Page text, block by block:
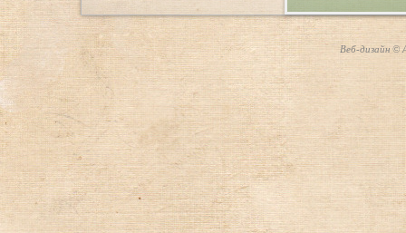
Веб-дизайн ©